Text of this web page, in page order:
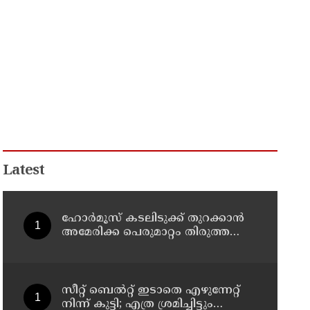
Latest
ഹോര്‍മൂസ് കടലിടുക്ക് തുറക്കാന്‍
അമേരിക്ക പെരുമാറ്റം തിരുത്തണം:
സീറ്റ് ബെല്‍റ്റ് ഇടാതെ എഴുന്നേറ്റ്
നിന്ന് കുട്ടി; എത്ര ശ്രമിച്ചിട്ടും